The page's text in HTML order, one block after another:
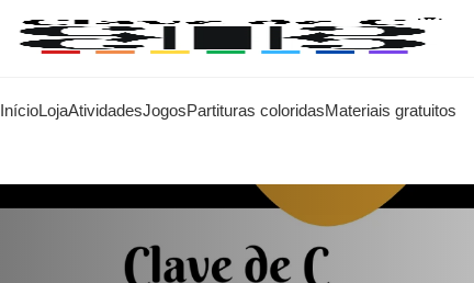
InícioLojaAtividadesJogosPartituras coloridasMateriais gratuitos